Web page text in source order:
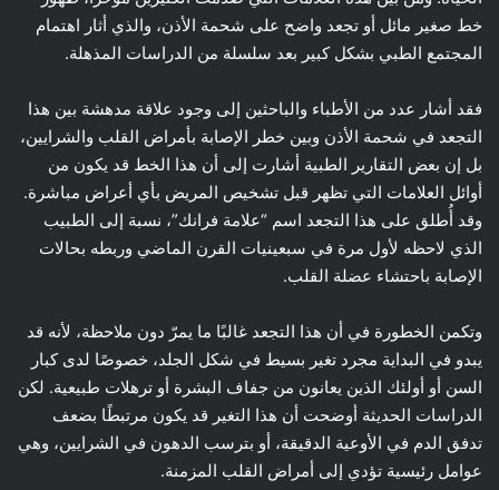
خط صغير مائل أو تجعد واضح على شحمة الأذن، والذي أثار اهتمام
المجتمع الطبي بشكل كبير بعد سلسلة من الدراسات المذهلة.
فقد أشار عدد من الأطباء والباحثين إلى وجود علاقة مدهشة بين هذا
التجعد في شحمة الأذن وبين خطر الإصابة بأمراض القلب والشرايين،
بل إن بعض التقارير الطبية أشارت إلى أن هذا الخط قد يكون من
أوائل العلامات التي تظهر قبل تشخيص المريض بأي أعراض مباشرة.
وقد أُطلق على هذا التجعد اسم “علامة فرانك”، نسبة إلى الطبيب
الذي لاحظه لأول مرة في سبعينيات القرن الماضي وربطه بحالات
الإصابة باحتشاء عضلة القلب.
وتكمن الخطورة في أن هذا التجعد غالبًا ما يمرّ دون ملاحظة، لأنه قد
يبدو في البداية مجرد تغير بسيط في شكل الجلد، خصوصًا لدى كبار
السن أو أولئك الذين يعانون من جفاف البشرة أو ترهلات طبيعية. لكن
الدراسات الحديثة أوضحت أن هذا التغير قد يكون مرتبطًا بضعف
تدفق الدم في الأوعية الدقيقة، أو بترسب الدهون في الشرايين، وهي
عوامل رئيسية تؤدي إلى أمراض القلب المزمنة.